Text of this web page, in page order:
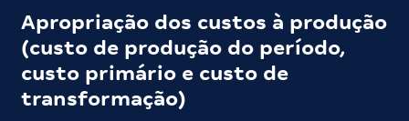
Apropriação dos custos à produção
(custo de produção do período,
custo primário e custo de
transformação)